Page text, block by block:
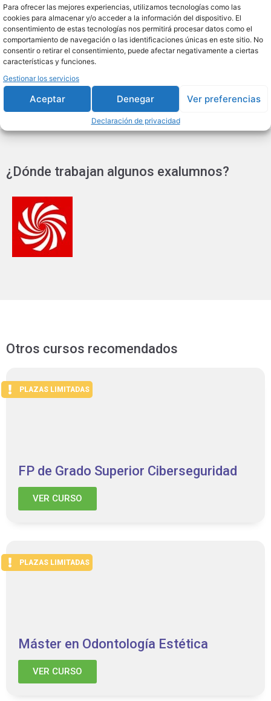
Para ofrecer las mejores experiencias, utilizamos tecnologías como las
cookies para almacenar y/o acceder a la información del dispositivo. El
consentimiento de estas tecnologías nos permitirá procesar datos como el
comportamiento de navegación o las identificaciones únicas en este sitio. No
consentir o retirar el consentimiento, puede afectar negativamente a ciertas
características y funciones.
Gestionar los servicios
Aceptar Denegar Ver preferencias
Declaración de privacidad
Social Media Manager.
Content Manager.
SEO/SEM Specialist.
Analista de Datos Digitales.
Especialista en Publicidad Online.
¿Dónde trabajan algunos exalumnos?
Otros cursos recomendados
PLAZAS LIMITADAS
FP de Grado Superior Ciberseguridad
VER CURSO
PLAZAS LIMITADAS
Máster en Odontología Estética
VER CURSO